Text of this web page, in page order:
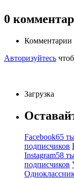
0
Комментарии
Авторизуйтесь
Загрузка
Facebook65
подписчиков
Instagram58
подписчиков